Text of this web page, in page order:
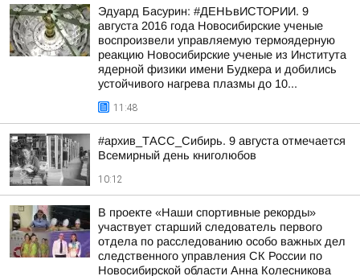
Эдуард Басурин: #ДЕНЬвИСТОРИИ. 9
августа 2016 года Новосибирские ученые
воспроизвели управляемую термоядерную
реакцию Новосибирские ученые из Института
ядерной физики имени Будкера и добились
устойчивого нагрева плазмы до 10...
11:48
#архив_ТАСС_Сибирь. 9 августа отмечается
Всемирный день книголюбов
10:12
В проекте «Наши спортивные рекорды»
участвует старший следователь первого
отдела по расследованию особо важных дел
следственного управления СК России по
Новосибирской области Анна Колесникова